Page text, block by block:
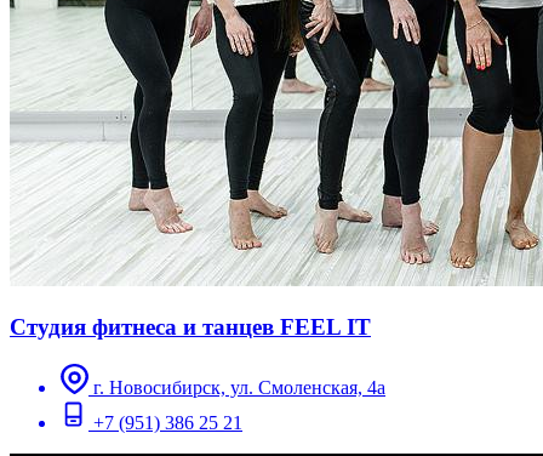
Студия фитнеса и танцев FEEL IT
г. Новосибирск, ул. Смоленская, 4а
+7 (951) 386 25 21